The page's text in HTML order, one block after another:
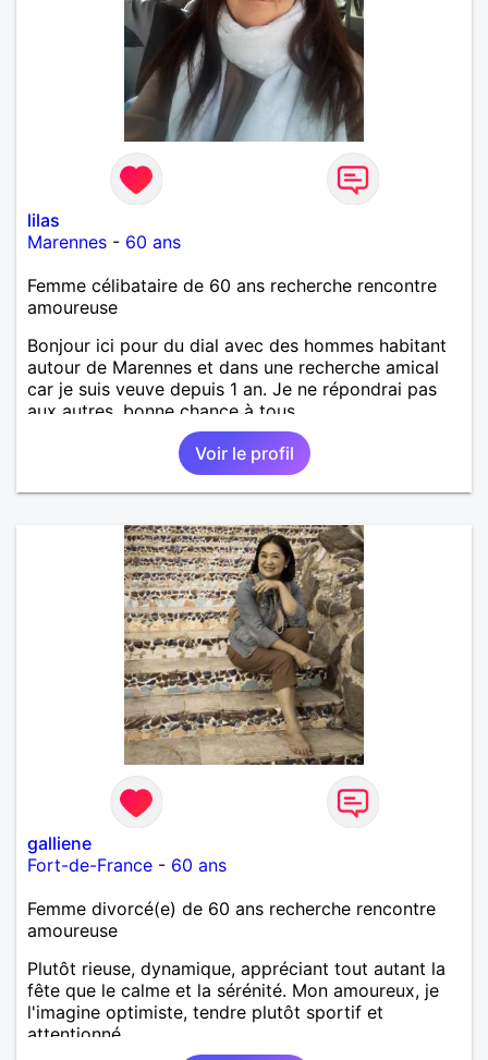
lilas
Marennes - 60 ans
Femme célibataire de 60 ans recherche rencontre
amoureuse
Bonjour ici pour du dial avec des hommes habitant
autour de Marennes et dans une recherche amical
car je suis veuve depuis 1 an. Je ne répondrai pas
aux autres, bonne chance à tous.
Voir le profil
galliene
Fort-de-France - 60 ans
Femme divorcé(e) de 60 ans recherche rencontre
amoureuse
Plutôt rieuse, dynamique, appréciant tout autant la
fête que le calme et la sérénité. Mon amoureux, je
l'imagine optimiste, tendre plutôt sportif et
attentionné.